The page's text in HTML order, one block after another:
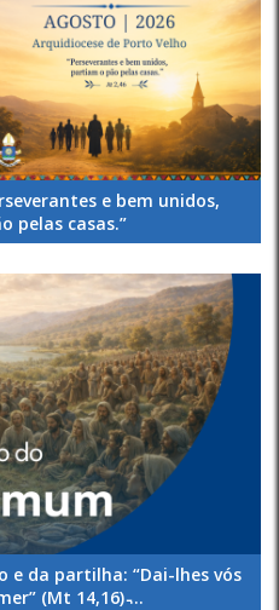
e bem unidos,
pelas casas.”
e da partilha: “Dai-lhes vós
(Mt 14,16) ̵...